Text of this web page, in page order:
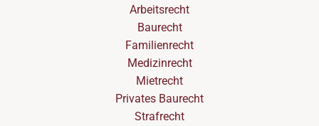
Arbeitsrecht
Baurecht
Familienrecht
Medizinrecht
Mietrecht
Privates Baurecht
Strafrecht